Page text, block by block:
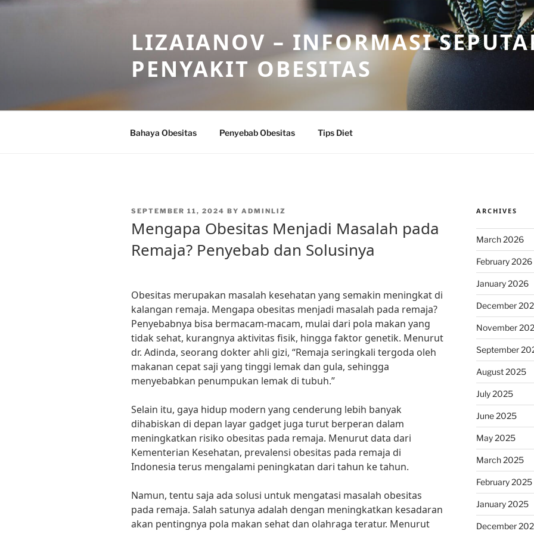
Skip
LIZAIANOV – INFORMASI
PENYAKIT OBESITAS
Bahaya Obesitas Penyebab Obesitas Tips Diet
POSTED
SEPTEMBER 11, 2024 BY ADMINLIZ
Mengapa Obesitas Menjadi Masalah pada
Remaja? Penyebab dan Solusinya
Obesitas merupakan masalah kesehatan yang semakin meningkat di
kalangan remaja. Mengapa obesitas menjadi masalah pada remaja?
Penyebabnya bisa bermacam-macam, mulai dari pola makan yang
tidak sehat, kurangnya aktivitas fisik, hingga faktor genetik. Menurut
dr. Adinda, seorang dokter ahli gizi, “Remaja seringkali tergoda oleh
makanan cepat saji yang tinggi lemak dan gula, sehingga
menyebabkan penumpukan lemak di tubuh.”
Selain itu, gaya hidup modern yang cenderung lebih banyak
dihabiskan di depan layar gadget juga turut berperan dalam
meningkatkan risiko obesitas pada remaja. Menurut data dari
Kementerian Kesehatan, prevalensi obesitas pada remaja di
Indonesia terus mengalami peningkatan dari tahun ke tahun.
Namun, tentu saja ada solusi untuk mengatasi masalah obesitas
pada remaja. Salah satunya adalah dengan meningkatkan kesadaran
akan pentingnya pola makan sehat dan olahraga teratur. Menurut
ARCHIVES
March 2026
February 2026
January 2026
December
November
September
August 2025
July 2025
June 2025
May 2025
March 2025
February 2025
January 2025
December